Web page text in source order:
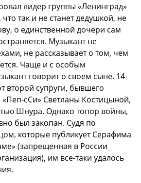
лидер группы «Ленинград»
так и не станет дедушкой, не
о единственной дочери сам
Музыкант не
не рассказывает о том, чем
Чаще и с особым
говорит о своем сыне. 14-
второй супруги, бывшего
сСи» Светланы Костицыной,
Шнура. Однако топор войны,
был закопан. Судя по
которые публикует Серафима
(запрещенная в России
им все-таки удалось